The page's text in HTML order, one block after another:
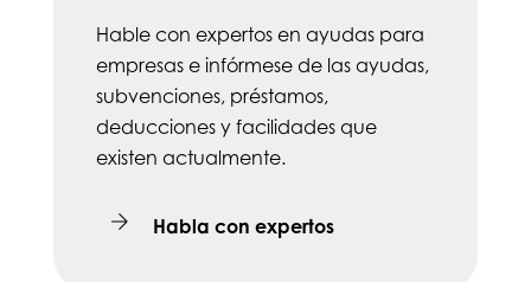
Hable con expertos en ayudas para
empresas e infórmese de las ayudas,
subvenciones, préstamos,
deducciones y facilidades que
existen actualmente.
Habla con expertos